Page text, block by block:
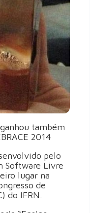
também
2014
pelo
Software Livre
lugar na
de
do IFRN.